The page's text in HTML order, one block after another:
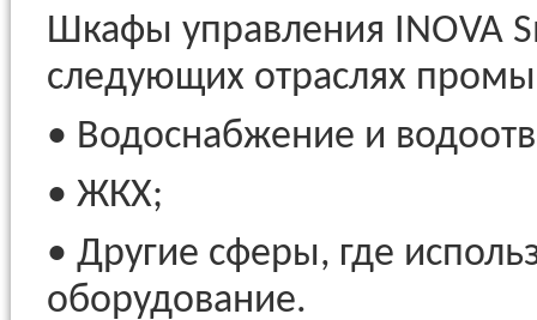
Шкафы управления INOVA
следующих отраслях
• Водоснабжение и
• ЖКХ;
• Другие сферы, где
оборудование.